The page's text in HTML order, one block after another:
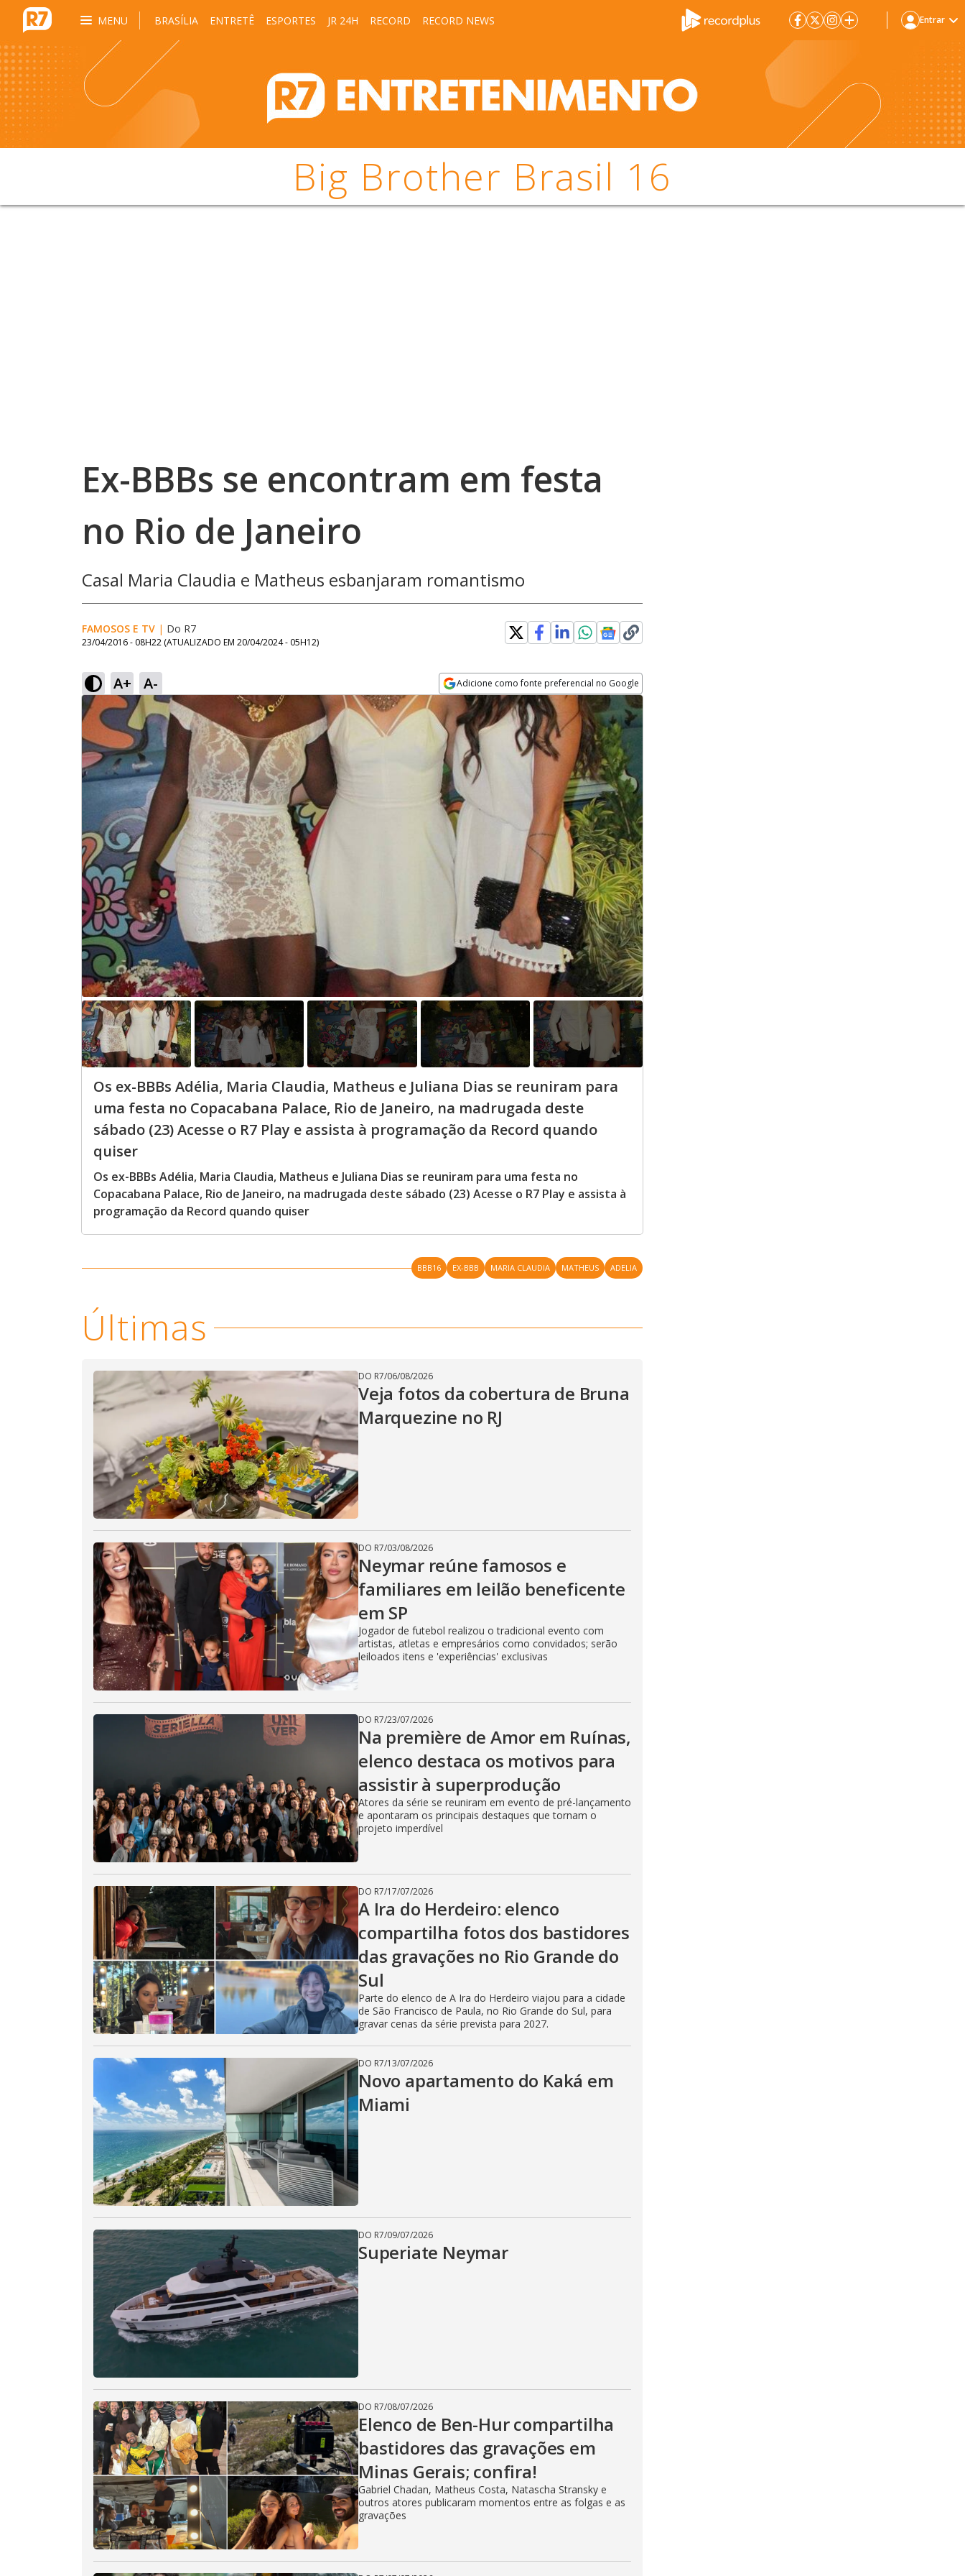
MENU BRASÍLIA ENTRETÊ ESPORTES JR 24H RECORD RECORD NEWS Entrar
Big Brother Brasil 16
Ex-BBBs se encontram em festa
no Rio de Janeiro
Casal Maria Claudia e Matheus esbanjaram romantismo
FAMOSOS E TV | Do R7
23/04/2016 - 08H22 (ATUALIZADO EM 20/04/2024 - 05H12)
A+ A- Adicione como fonte preferencial no Google
Opens in new window
Os ex-BBBs Adélia, Maria Claudia, Matheus e Juliana Dias se reuniram para
uma festa no Copacabana Palace, Rio de Janeiro, na madrugada deste
sábado (23) Acesse o R7 Play e assista à programação da Record quando
quiser
Os ex-BBBs Adélia, Maria Claudia, Matheus e Juliana Dias se reuniram para uma festa no
Copacabana Palace, Rio de Janeiro, na madrugada deste sábado (23) Acesse o R7 Play e assista à
programação da Record quando quiser
BBB16 EX-BBB MARIA CLAUDIA MATHEUS ADELIA
Últimas
DO R7/06/08/2026
Veja fotos da cobertura de Bruna
Marquezine no RJ
DO R7/03/08/2026
Neymar reúne famosos e
familiares em leilão beneficente
em SP
Jogador de futebol realizou o tradicional evento com
artistas, atletas e empresários como convidados; serão
leiloados itens e 'experiências' exclusivas
DO R7/23/07/2026
Na première de Amor em Ruínas,
elenco destaca os motivos para
assistir à superprodução
Atores da série se reuniram em evento de pré-lançamento
e apontaram os principais destaques que tornam o
projeto imperdível
DO R7/17/07/2026
A Ira do Herdeiro: elenco
compartilha fotos dos bastidores
das gravações no Rio Grande do
Sul
Parte do elenco de A Ira do Herdeiro viajou para a cidade
de São Francisco de Paula, no Rio Grande do Sul, para
gravar cenas da série prevista para 2027.
DO R7/13/07/2026
Novo apartamento do Kaká em
Miami
DO R7/09/07/2026
Superiate Neymar
DO R7/08/07/2026
Elenco de Ben-Hur compartilha
bastidores das gravações em
Minas Gerais; confira!
Gabriel Chadan, Matheus Costa, Natascha Stransky e
outros atores publicaram momentos entre as folgas e as
gravações